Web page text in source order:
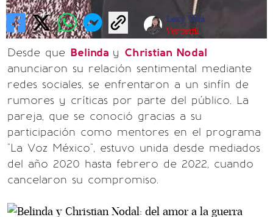
Lexy Villa
Ver perfil
Desde que Belinda y Christian Nodal
anunciaron su relación sentimental mediante
redes sociales, se enfrentaron a un sinfín de
rumores y críticas por parte del público. La
pareja, que se conoció gracias a su
participación como mentores en el programa
"La Voz México", estuvo unida desde mediados
del año 2020 hasta febrero de 2022, cuando
cancelaron su compromiso.